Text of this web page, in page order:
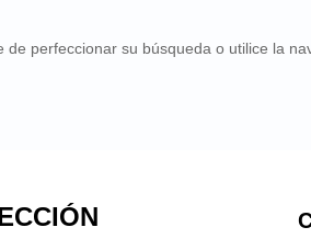
perfeccionar su búsqueda o utilice la